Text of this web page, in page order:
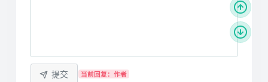
提交 当前回复：作者